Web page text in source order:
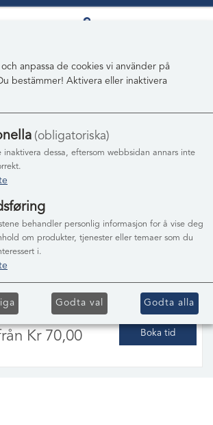
Kr 70,00 Boka tid
anpassa de cookies vi använder på
bestämmer! Aktivera eller inaktivera
(obligatoriska)
inaktivera dessa, eftersom webbsidan annars inte
behandler personlig informasjon for å vise deg
om produkter, tjenester eller temaer som du
i.
Godta val Godta alla